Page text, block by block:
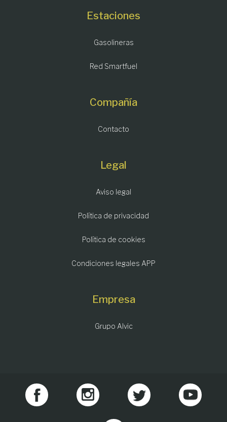
Estaciones
Gasolineras
Red Smartfuel
Compañía
Contacto
Legal
Aviso legal
Política de privacidad
Política de cookies
Condiciones legales APP
Empresa
Grupo Alvic